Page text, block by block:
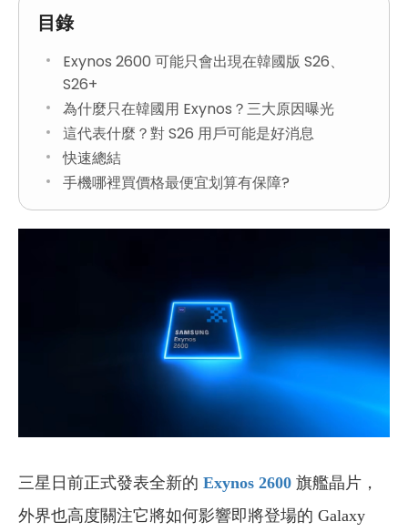
目錄
Exynos 2600 可能只會出現在韓國版 S26、
S26+
為什麼只在韓國用 Exynos？三大原因曝光
這代表什麼？對 S26 用戶可能是好消息
快速總結
手機哪裡買價格最便宜划算有保障?
三星日前正式發表全新的 Exynos 2600 旗艦晶片，
外界也高度關注它將如何影響即將登場的 Galaxy